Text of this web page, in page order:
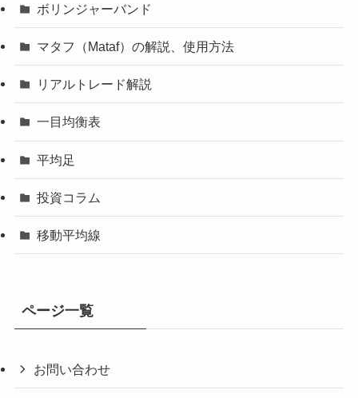
ボリンジャーバンド
マタフ（Mataf）の解説、使用方法
リアルトレード解説
一目均衡表
平均足
投資コラム
移動平均線
ページ一覧
お問い合わせ